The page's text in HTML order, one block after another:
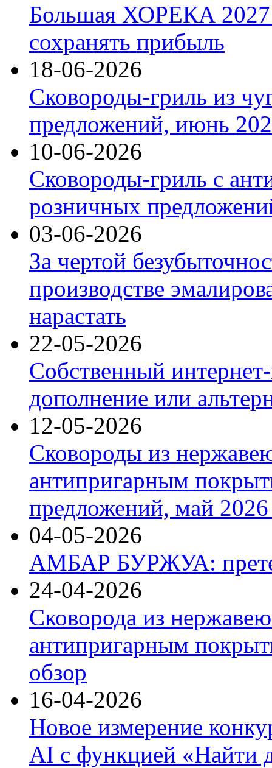
Большая ХОРЕКА 2027:
сохранять прибыль
18-06-2026
Сковороды-гриль из
предложений, июнь
10-06-2026
Сковороды-гриль с
розничных
03-06-2026
За чертой
производстве
нарастать
22-05-2026
Собственный
дополнение или
12-05-2026
Сковороды из
антипригарным
предложений, май 2026
04-05-2026
АМБАР БУРЖУА:
24-04-2026
Сковорода из
антипригарным
обзор
16-04-2026
Новое измерение
AI с функцией «Найти